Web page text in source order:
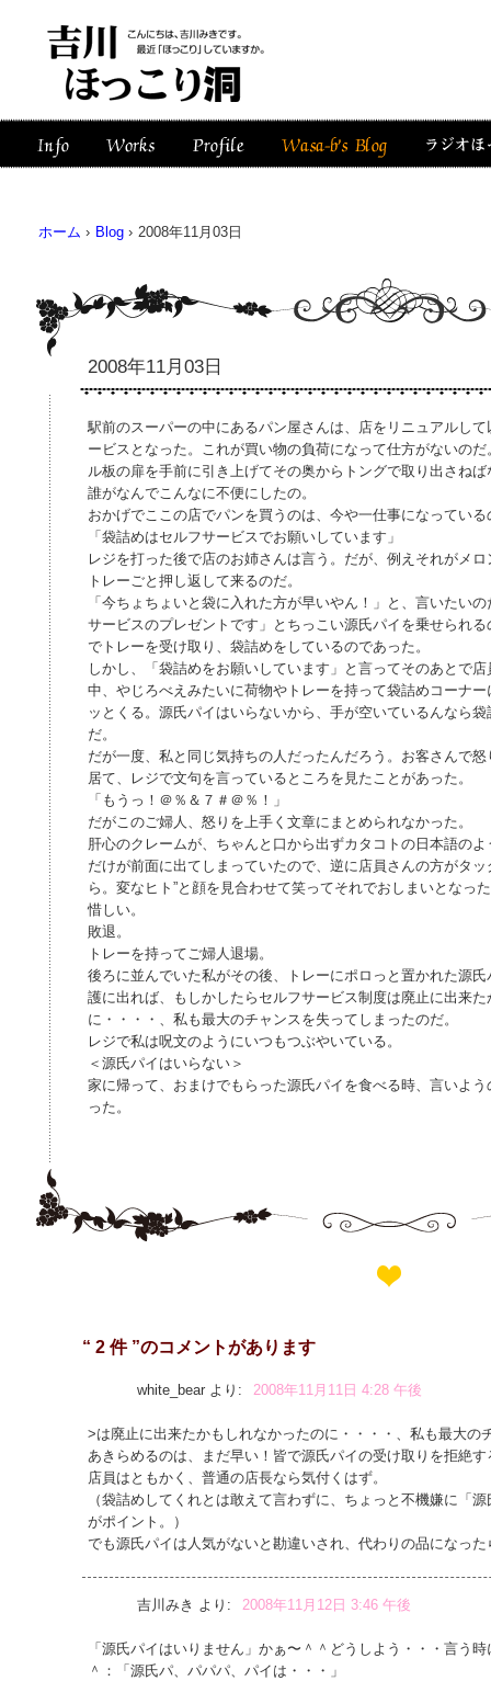
ホーム › Blog › 2008年11月03日
2008年11月03日
駅前のスーパーの中にあるパン屋さんは、店をリニュアルし
ービスとなった。これが買い物の負荷になって仕方がないの
ル板の扉を手前に引き上げてその奥からトングで取り出さねば
誰がなんでこんなに不便にしたの。
おかげでここの店でパンを買うのは、今や一仕事になっている
「袋詰めはセルフサービスでお願いしています」
レジを打った後で店のお姉さんは言う。だが、例えそれがメ
トレーごと押し返して来るのだ。
「今ちょちょいと袋に入れた方が早いやん！」と、言いたい
サービスのプレゼントです」とちっこい源氏パイを乗せられ
でトレーを受け取り、袋詰めをしているのであった。
しかし、「袋詰めをお願いしています」と言ってそのあとで
中、やじろべえみたいに荷物やトレーを持って袋詰めコーナ
ッとくる。源氏パイはいらないから、手が空いているんなら
だ。
だが一度、私と同じ気持ちの人だったんだろう。お客さんで
居て、レジで文句を言っているところを見たことがあった。
「もうっ！＠％＆７＃＠％！」
だがこのご婦人、怒りを上手く文章にまとめられなかった。
肝心のクレームが、ちゃんと口から出ずカタコトの日本語の
だけが前面に出てしまっていたので、逆に店員さんの方がタ
ら。変なヒト”と顔を見合わせて笑ってそれでおしまいとなっ
惜しい。
敗退。
トレーを持ってご婦人退場。
後ろに並んでいた私がその後、トレーにポロっと置かれた源
護に出れば、もしかしたらセルフサービス制度は廃止に出来
に・・・・、私も最大のチャンスを失ってしまったのだ。
レジで私は呪文のようにいつもつぶやいている。
＜源氏パイはいらない＞
家に帰って、おまけでもらった源氏パイを食べる時、言いよ
った。
“ 2 件 ”のコメントがあります
white_bear より: 2008年11月11日 4:28 午後
>は廃止に出来たかもしれなかったのに・・・・、私も最大の
あきらめるのは、まだ早い！皆で源氏パイの受け取りを拒絶
店員はともかく、普通の店長なら気付くはず。
（袋詰めしてくれとは敢えて言わずに、ちょっと不機嫌に「
がポイント。）
でも源氏パイは人気がないと勘違いされ、代わりの品になっ
吉川みき より: 2008年11月12日 3:46 午後
「源氏パイはいりません」かぁ〜＾＾どうしよう・・・言う
＾：「源氏パ、パパパ、パイは・・・」